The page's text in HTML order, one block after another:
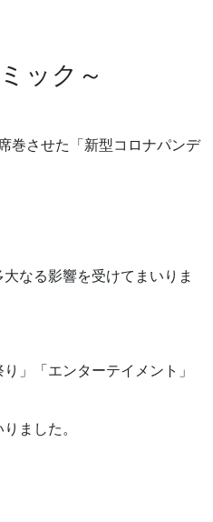
ック～
巻させた「新型コロナパンデ
なる影響を受けてまいりま
」「エンターテイメント」
ました。